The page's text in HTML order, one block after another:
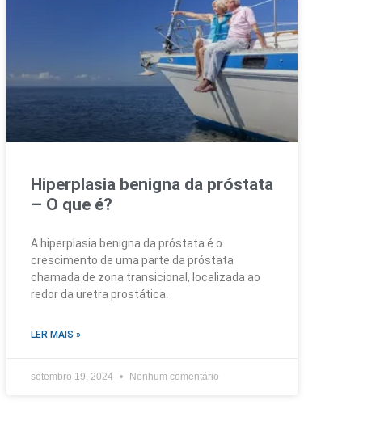
Hiperplasia benigna da próstata
– O que é?
A hiperplasia benigna da próstata é o
crescimento de uma parte da próstata
chamada de zona transicional, localizada ao
redor da uretra prostática.
LER MAIS »
setembro 19, 2024 Nenhum comentário